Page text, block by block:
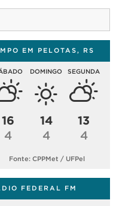
EM PELOTAS, RS
16
4
DOMINGO
14
4
SEGUNDA
13
4
Fonte: CPPMet / UFPel
FEDERAL FM